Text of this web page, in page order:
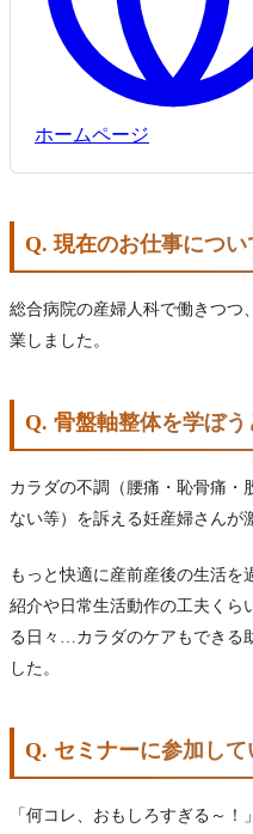
ホームページ
Q. 現在のお仕事につ
総合病院の産婦人科で働きつつ
業しました。
Q. 骨盤軸整体を学ぼ
カラダの不調（腰痛・恥骨痛・
ない等）を訴える妊産婦さんが
もっと快適に産前産後の生活を
紹介や日常生活動作の工夫くら
る日々…カラダのケアもできる
した。
Q. セミナーに参加して
「何コレ、おもしろすぎる～！